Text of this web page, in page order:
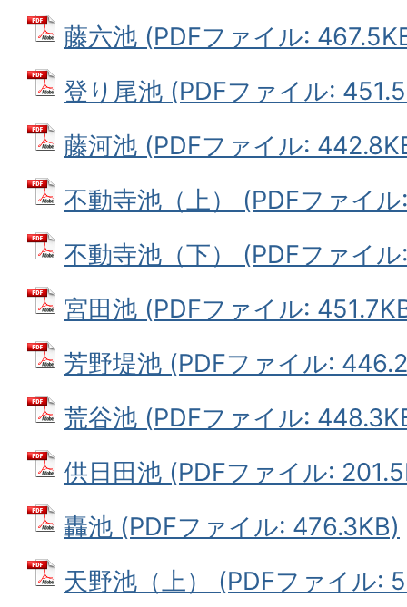
藤六池 (PDFファイル:
登り尾池 (PDFファイル:
藤河池 (PDFファイル:
不動寺池（上） (PDFファイ
不動寺池（下） (PDFファイ
宮田池 (PDFファイル:
芳野堤池 (PDFファイル:
荒谷池 (PDFファイル:
供日田池 (PDFファイル:
轟池 (PDFファイル: 476.3KB)
天野池（上） (PDFファイル: